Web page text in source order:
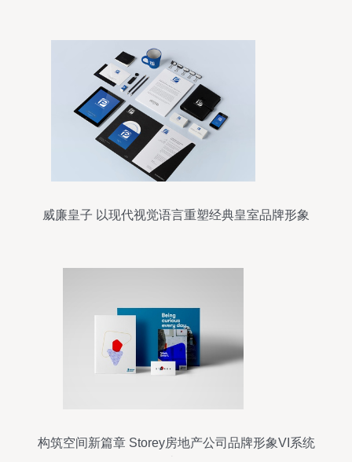
威廉皇子 以现代视觉语言重塑经典皇室品牌形象
构筑空间新篇章 Storey房地产公司品牌形象VI系统